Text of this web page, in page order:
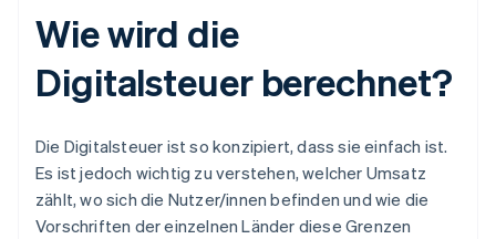
Wie wird die
Digitalsteuer berechnet?
Die Digitalsteuer ist so konzipiert, dass sie einfach ist.
Es ist jedoch wichtig zu verstehen, welcher Umsatz
zählt, wo sich die Nutzer/innen befinden und wie die
Vorschriften der einzelnen Länder diese Grenzen